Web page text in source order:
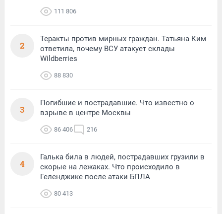
111 806
2
Теракты против мирных граждан. Татьяна Ким
ответила, почему ВСУ атакует склады
Wildberries
88 830
3
Погибшие и пострадавшие. Что известно о
взрыве в центре Москвы
86 406 216
4
Галька била в людей, пострадавших грузили в
скорые на лежаках. Что происходило в
Геленджике после атаки БПЛА
80 413